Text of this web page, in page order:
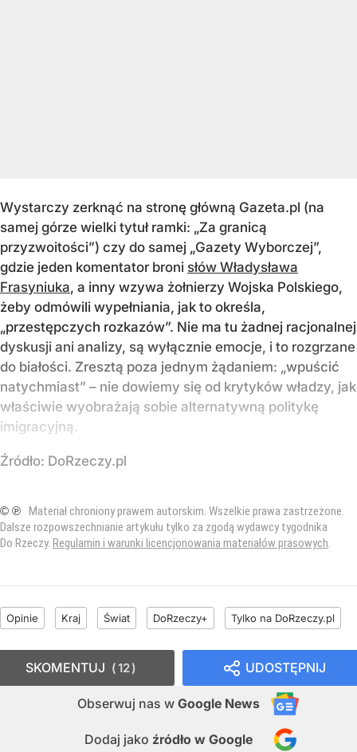
Wystarczy zerknąć na stronę główną Gazeta.pl (na
samej górze wielki tytuł ramki: „Za granicą
przyzwoitości”) czy do samej „Gazety Wyborczej”,
gdzie jeden komentator broni słów Władysława
Frasyniuka, a inny wzywa żołnierzy Wojska Polskiego,
żeby odmówili wypełniania, jak to określa,
„przestępczych rozkazów”. Nie ma tu żadnej racjonalnej
dyskusji ani analizy, są wyłącznie emocje, i to rozgrzane
do białości. Zresztą poza jednym żądaniem: „wpuścić
natychmiast” – nie dowiemy się od krytyków władzy, jak
właściwie wyobrażają sobie alternatywną politykę
imigracyjną.
Źródło: DoRzeczy.pl
© ℗ Materiał chroniony prawem autorskim. Wszelkie prawa zastrzeżone.
Dalsze rozpowszechnianie artykułu tylko za zgodą wydawcy tygodnika
Do Rzeczy. Regulamin i warunki licencjonowania materiałów prasowych
Opinie Kraj Świat DoRzeczy+ Tylko na DoRzeczy.pl
UDOSTĘPNIJ
Obserwuj nas w Google News
Dodaj jako źródło w Google
SKOMENTUJ 12